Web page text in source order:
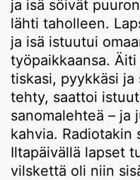
ja isä söivät
lähti taholleen.
ja isä istuutui
työpaikkaansa.
tiskasi, pyykkäsi ja
tehty, saattoi
sanomalehteä – ja
kahvia. Radiotakin
Iltapäivällä lapset
vilskettä oli niin